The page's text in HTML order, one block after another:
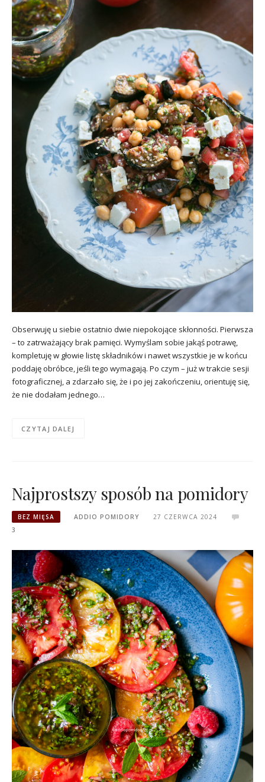
Obserwuję u siebie ostatnio dwie niepokojące skłonności. Pierwsza
– to zatrważający brak pamięci. Wymyślam sobie jakąś potrawę,
kompletuję w głowie listę składników i nawet wszystkie je w końcu
poddaję obróbce, jeśli tego wymagają. Po czym – już w trakcie sesji
fotograficznej, a zdarzało się, że i po jej zakończeniu, orientuję się,
że nie dodałam jednego…
CZYTAJ DALEJ
Najprostszy sposób na pomidory
BEZ MIĘSA ADDIO POMIDORY
27 CZERWCA 2024
3